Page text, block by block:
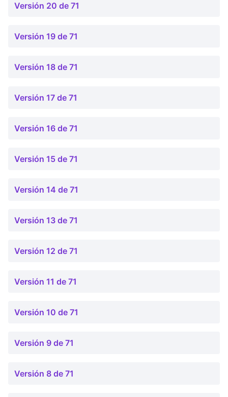
Versión 20 de 71
Versión 19 de 71
Versión 18 de 71
Versión 17 de 71
Versión 16 de 71
Versión 15 de 71
Versión 14 de 71
Versión 13 de 71
Versión 12 de 71
Versión 11 de 71
Versión 10 de 71
Versión 9 de 71
Versión 8 de 71